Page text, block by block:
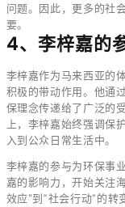
问题。因此，更多的社
要。
4、李梓嘉的
李梓嘉作为马来西亚的
积极的带动作用。他通
保理念传递给了广泛的
上，李梓嘉始终强调保
入到公众日常生活中。
李梓嘉的参与为环保事
嘉的影响力，开始关注
效应”到“社会行动”的